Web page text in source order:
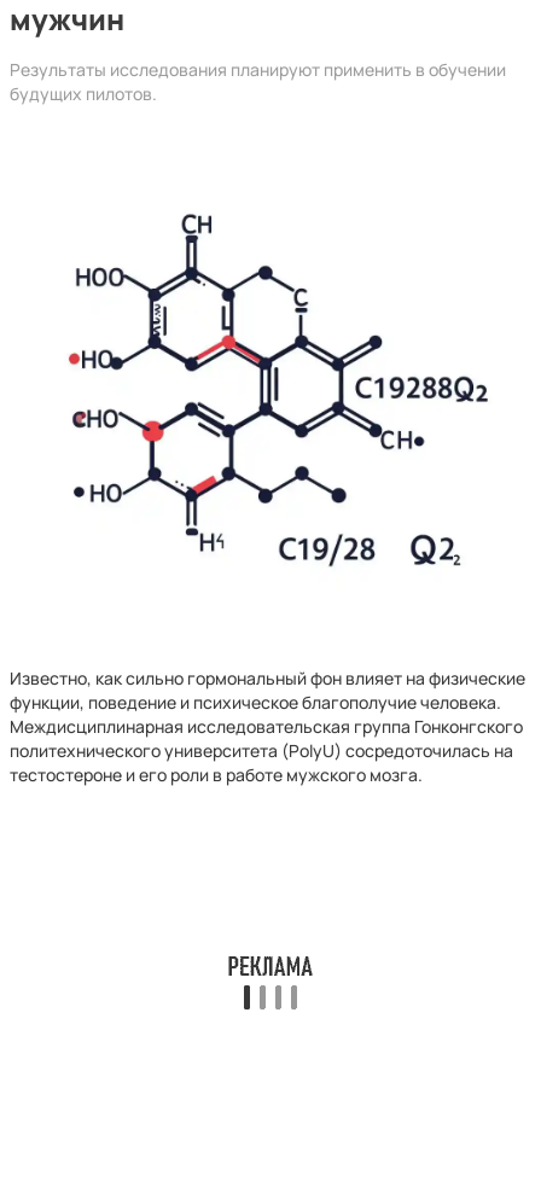
мужчин
Результаты исследования планируют применить в обучении
будущих пилотов.
Известно, как сильно гормональный фон влияет на физические
функции, поведение и психическое благополучие человека.
Междисциплинарная исследовательская группа Гонконгского
политехнического университета (PolyU) сосредоточилась на
тестостероне и его роли в работе мужского мозга.